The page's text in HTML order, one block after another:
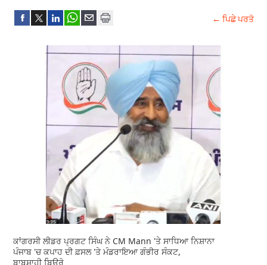
← ਪਿਛੇ ਪਰਤੋ
ਕਾਂਗਰਸੀ ਲੀਡਰ ਪ੍ਰਗਟ ਸਿੰਘ ਨੇ CM Mann 'ਤੇ ਸਾਧਿਆ ਨਿਸ਼ਾਨਾ
ਪੰਜਾਬ 'ਚ ਕਪਾਹ ਦੀ ਫ਼ਸਲ 'ਤੇ ਮੰਡਰਾਇਆ ਗੰਭੀਰ ਸੰਕਟ,
ਬਾਬੂਸ਼ਾਹੀ ਬਿਊਰੋ